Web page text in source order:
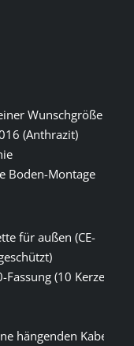
Wunschgröße
(Anthrazit)
Boden-Montage
für außen (CE-
(10 Kerzen
hängenden Kabel